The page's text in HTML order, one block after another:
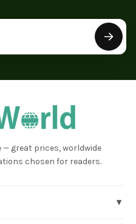
— great prices, worldwide
chosen for readers.
▾